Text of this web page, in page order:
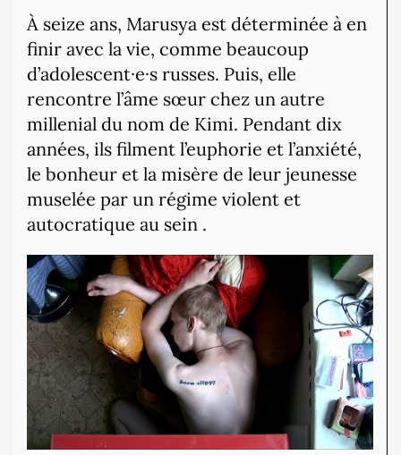
À seize ans, Marusya est déterminée à en
finir avec la vie, comme beaucoup
d’adolescent·e·s russes. Puis, elle
rencontre l’âme sœur chez un autre
millenial du nom de Kimi. Pendant dix
années, ils filment l’euphorie et l’anxiété,
le bonheur et la misère de leur jeunesse
muselée par un régime violent et
autocratique au sein .